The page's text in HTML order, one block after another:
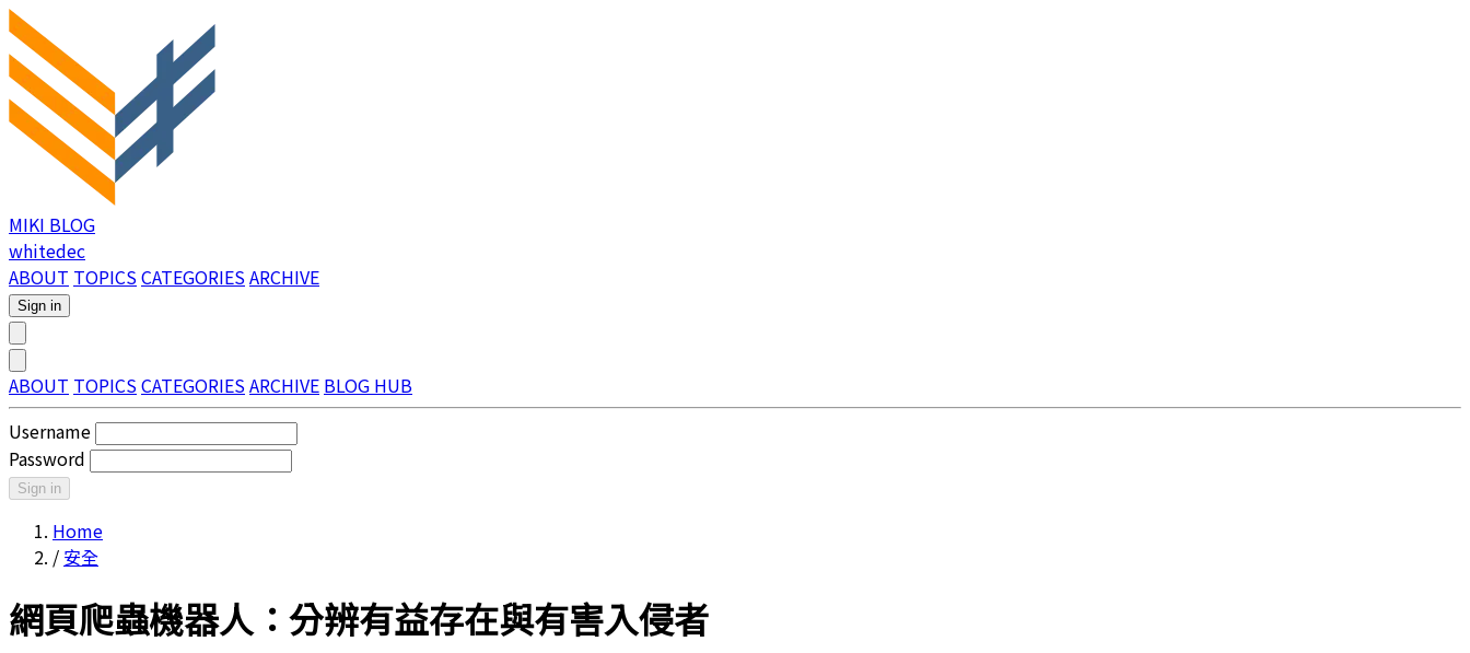
MIKI BLOG
whitedec
ABOUT TOPICSCATEGORIESARCHIVE
Sign in
ABOUT TOPICSCATEGORIESARCHIVE BLOG HUB
Username
Password
Sign in
Home
/ 安全
網頁爬蟲機器人：分辨有益存在與有害入侵者